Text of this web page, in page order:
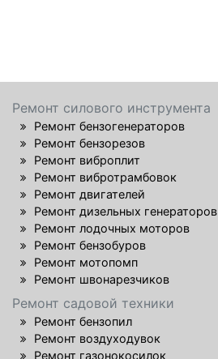
Ремонт силового инструмента
Ремонт бензогенераторов
Ремонт бензорезов
Ремонт виброплит
Ремонт вибротрамбовок
Ремонт двигателей
Ремонт дизельных генераторов
Ремонт лодочных моторов
Ремонт бензобуров
Ремонт мотопомп
Ремонт швонарезчиков
Ремонт садовой техники
Ремонт бензопил
Ремонт воздуходувок
Ремонт газонокосилок